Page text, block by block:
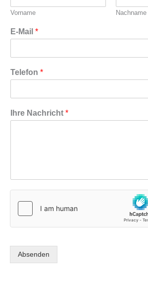
Vorname Nachname
E-Mail *
Telefon *
Ihre Nachricht *
Absenden